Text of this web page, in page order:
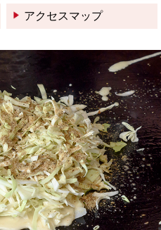
アクセスマップ